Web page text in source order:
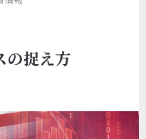
の捉え方